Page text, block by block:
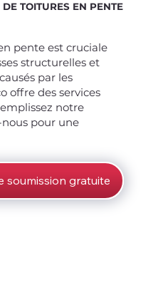
TOITURES EN PENTE
pente est cruciale
structurelles et
par les
offre des services
notre
pour une
soumission gratuite